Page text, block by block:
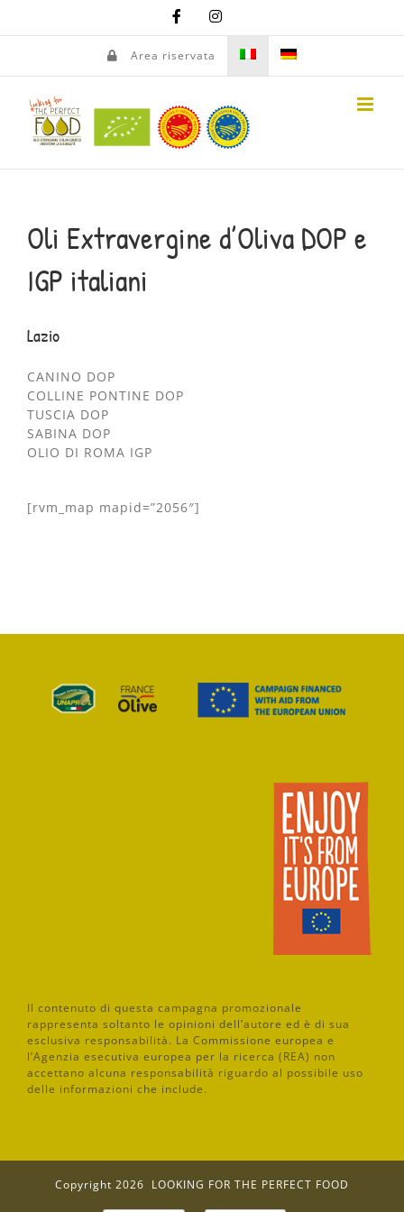
Facebook
Area riservata
Oli Extravergine d’Oliva DOP e
IGP italiani
Lazio
CANINO DOP
COLLINE PONTINE DOP
TUSCIA DOP
SABINA DOP
OLIO DI ROMA IGP
[rvm_map mapid=”2056″]
Il contenuto di questa campagna promozionale
rappresenta soltanto le opinioni dell’autore ed è di sua
esclusiva responsabilità. La Commissione europea e
l’Agenzia esecutiva europea per la ricerca (REA) non
accettano alcuna responsabilità riguardo al possibile uso
delle informazioni che include.
Copyright 2026 LOOKING FOR THE PERFECT FOOD